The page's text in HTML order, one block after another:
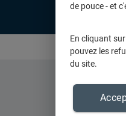
de pouce - et
En cliquant
pouvez les
du site.